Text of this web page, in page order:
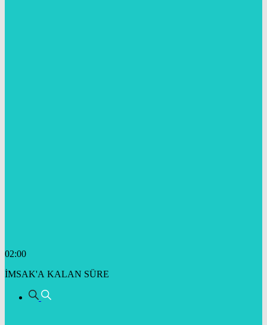
02:00
İMSAK'A KALAN SÜRE